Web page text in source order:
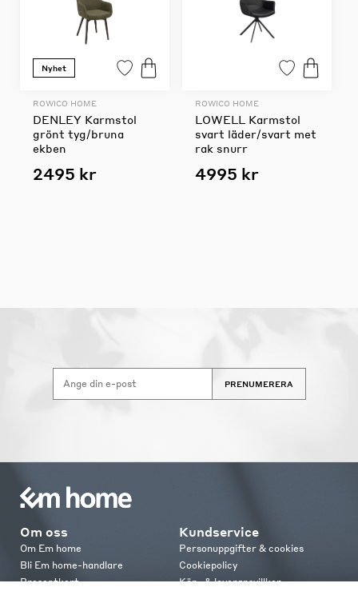
Nyhet
ROWICO HOME
DENLEY Karmstol
grönt tyg/bruna
ekben
2495 kr
ROWICO HOME
LOWELL Karmstol
svart läder/svart met
rak snurr
4995 kr
PRENUMERERA
Om oss
Om Em home
Bli Em home-handlare
Presentkort
Kundservice
Personuppgifter & cookies
Cookiepolicy
Köp- & leveransvillkor